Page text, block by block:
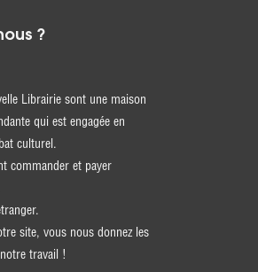
?
Librairie sont une maison
qui est engagée en
culturel.
commander et payer
site, vous nous donnez les
travail !